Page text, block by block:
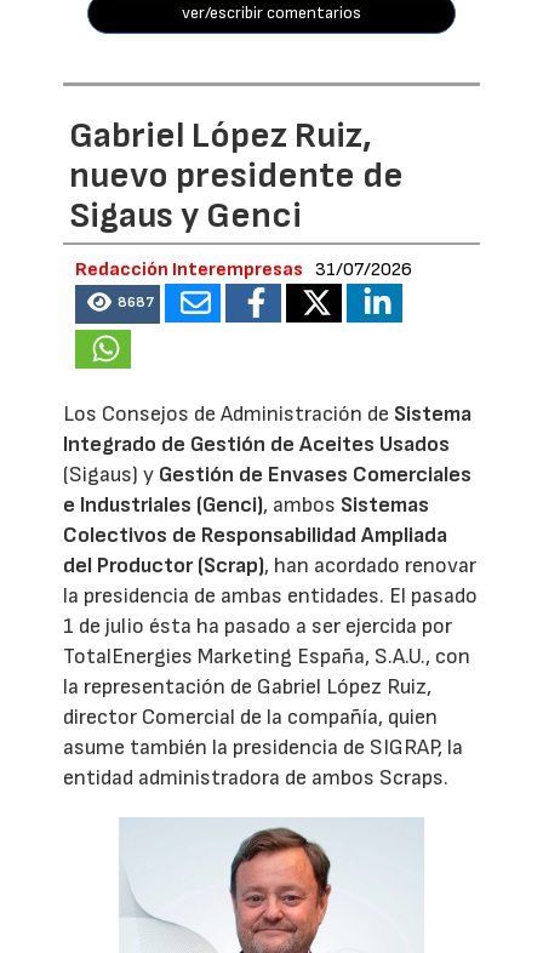
ver/escribir comentarios
Gabriel López Ruiz,
nuevo presidente de
Sigaus y Genci
Redacción Interempresas 31/07/2026
8687
Los Consejos de Administración de Sistema
Integrado de Gestión de Aceites Usados
(Sigaus) y Gestión de Envases Comerciales
e Industriales (Genci), ambos Sistemas
Colectivos de Responsabilidad Ampliada
del Productor (Scrap), han acordado renovar
la presidencia de ambas entidades. El pasado
1 de julio ésta ha pasado a ser ejercida por
TotalEnergies Marketing España, S.A.U., con
la representación de Gabriel López Ruiz,
director Comercial de la compañía, quien
asume también la presidencia de SIGRAP, la
entidad administradora de ambos Scraps.